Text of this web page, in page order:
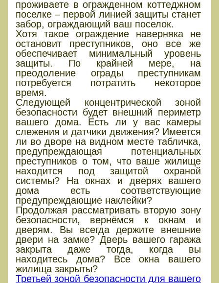
проживаете в огражденном коттеджном
поселке – первой линией защиты станет
забор, ограждающий ваш поселок.
Хотя такое ограждение наверняка не
остановит преступников, оно все же
обеспечивает минимальный уровень
защиты. По крайней мере, на
преодоление ограды преступникам
потребуется потратить некоторое
время.
Следующей концентрической зоной
безопасности будет внешний периметр
вашего дома. Есть ли у вас камеры
слежения и датчики движения? Имеется
ли во дворе на видном месте табличка,
предупреждающая потенциальных
преступников о том, что ваше жилище
находится под защитой охраной
системы? На окнах и дверях вашего
дома есть соответствующие
предупреждающие наклейки?
Продолжая рассматривать вторую зону
безопасности, вернёмся к окнам и
дверям. Вы всегда держите внешние
двери на замке? Дверь вашего гаража
закрыта даже тогда, когда вы
находитесь дома? Все окна вашего
жилища закрыты?
Третьей зоной безопасности для вашего